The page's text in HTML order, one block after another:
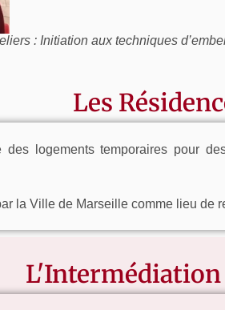
: Initiation aux techniques
Les
des logements temporaires pour
la Ville de Marseille comme lieu de